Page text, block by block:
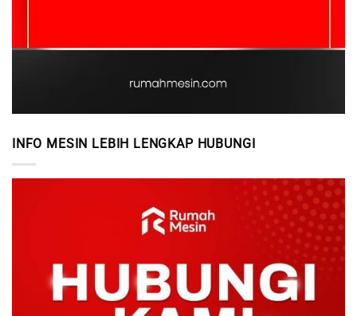
INFO MESIN LEBIH LENGKAP HUBUNGI